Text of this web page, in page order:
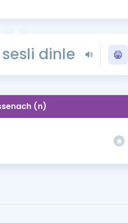
YDS - YÖKDİL
İngilizce
sesli dinle
(n)